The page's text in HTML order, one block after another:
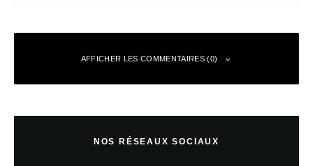
AFFICHER LES COMMENTAIRES (0)
NOS RÉSEAUX SOCIAUX